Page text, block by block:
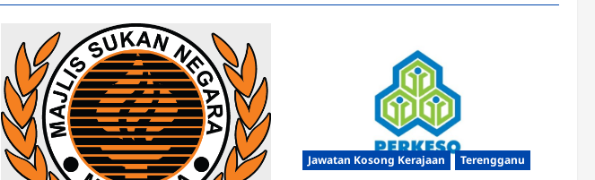
Jawatan Kosong Kerajaan Terengganu